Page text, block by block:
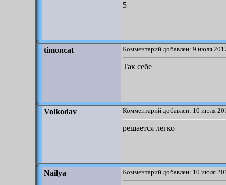
5
timoncat Комментарий добавлен: 9 июля
Так себе
Volkodav Комментарий добавлен: 10 июля
решается легко
Nailya Комментарий добавлен: 10 июля